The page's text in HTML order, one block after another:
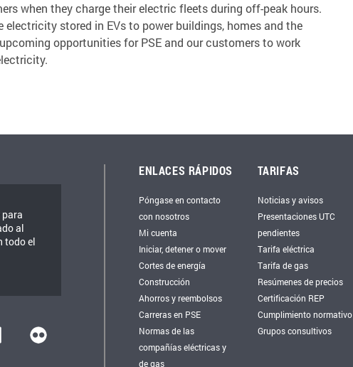
when they charge their electric fleets during off-peak hours.
electricity stored in EVs to power buildings, homes and the
opportunities for PSE and our customers to work
al
todo el
ENLACES RÁPIDOS
Póngase en contacto
con nosotros
Mi cuenta
Iniciar, detener o mover
Cortes de energía
Construcción
Ahorros y reembolsos
Carreras en PSE
Normas de las
compañías eléctricas y
de gas
TARIFAS
Noticias y avisos
Presentaciones UTC
pendientes
Tarifa eléctrica
Tarifa de gas
Resúmenes de precios
Certificación REP
Cumplimiento normativo
Grupos consultivos